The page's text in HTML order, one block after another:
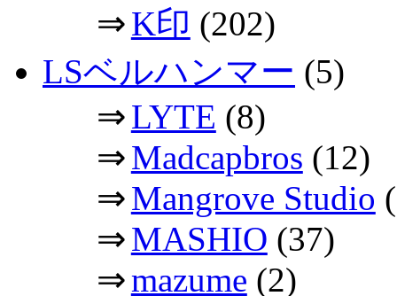
⇒K印 (202)
LSベルハンマー (5)
⇒LYTE (8)
⇒Madcapbros (12)
⇒Mangrove Studio
⇒MASHIO (37)
⇒mazume (2)